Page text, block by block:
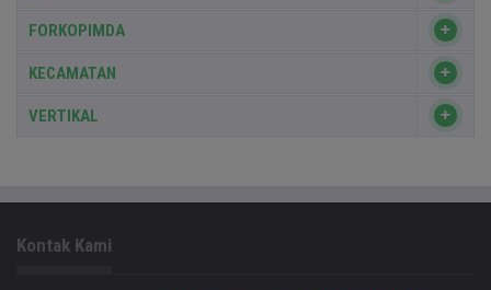
FORKOPIMDA
KECAMATAN
VERTIKAL
Kontak Kami